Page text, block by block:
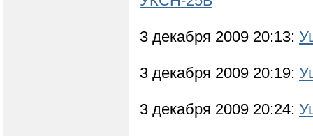
3 декабря 2009 20:13:
3 декабря 2009 20:19:
3 декабря 2009 20:24: